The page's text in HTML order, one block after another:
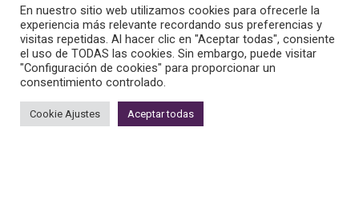
C/ SAN JUAN, 2
C/ San Juan, 2
30201 CARTAGENA
En nuestro sitio web utilizamos cookies para ofrecerle la
experiencia más relevante recordando sus preferencias y
visitas repetidas. Al hacer clic en "Aceptar todas", consiente
el uso de TODAS las cookies. Sin embargo, puede visitar
"Configuración de cookies" para proporcionar un
consentimiento controlado.
Cookie Ajustes Aceptar todas